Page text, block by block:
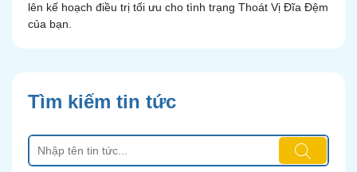
lên kế hoạch điều trị tối ưu cho tình trạng Thoát Vị Đĩa Đệm
của bạn.
Tìm kiếm tin tức